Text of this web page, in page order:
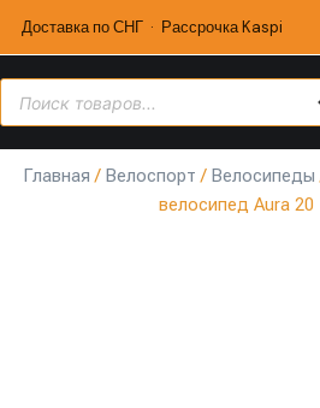
Доставка по СНГ · Рассрочка Kaspi
Главная / Велоспорт / Велосипеды
велосипед Aura